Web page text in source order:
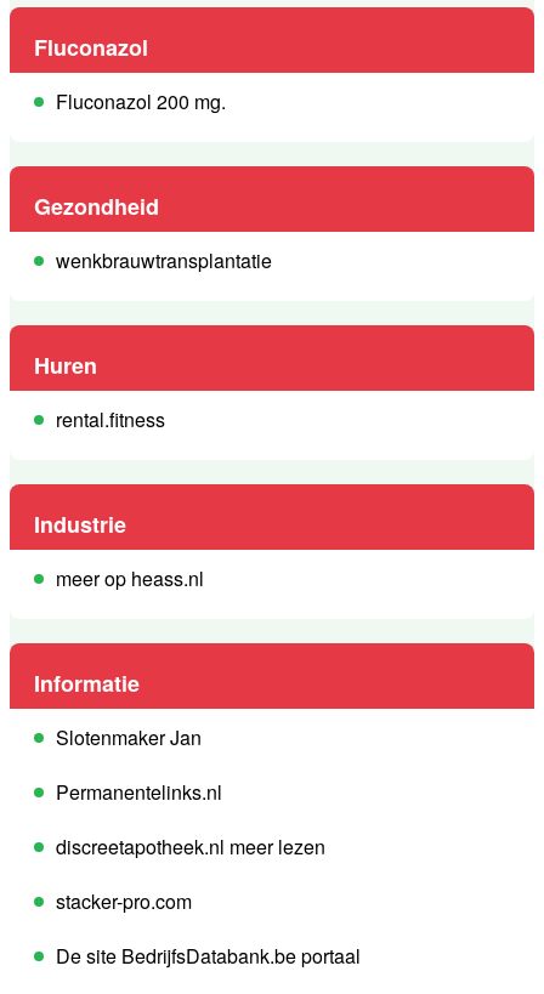
Fluconazol
Fluconazol 200 mg.
Gezondheid
wenkbrauwtransplantatie
Huren
rental.fitness
Industrie
meer op heass.nl
Informatie
Slotenmaker Jan
Permanentelinks.nl
discreetapotheek.nl meer lezen
stacker-pro.com
De site BedrijfsDatabank.be portaal